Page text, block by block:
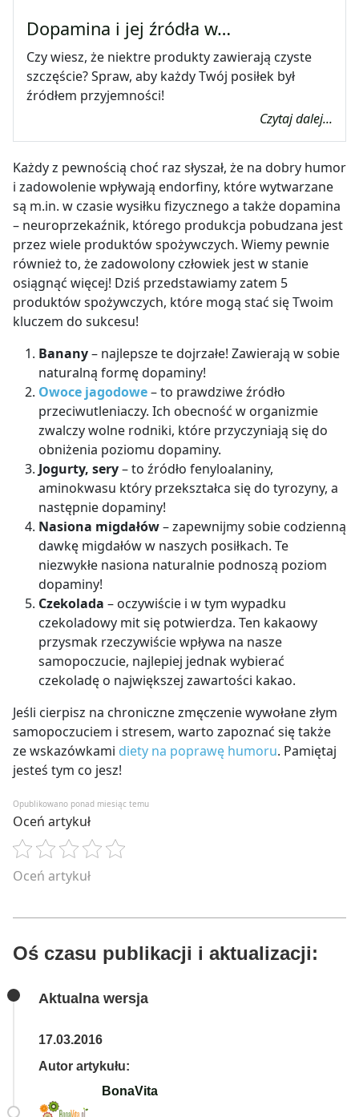
Dopamina i jej źródła w…
Czy wiesz, że niektre produkty zawierają czyste
szczęście? Spraw, aby każdy Twój posiłek był
źródłem przyjemności!
Czytaj dalej...
Każdy z pewnością choć raz słyszał, że na dobry humor
i zadowolenie wpływają endorfiny, które wytwarzane
są m.in. w czasie wysiłku fizycznego a także dopamina
– neuroprzekaźnik, którego produkcja pobudzana jest
przez wiele produktów spożywczych. Wiemy pewnie
również to, że zadowolony człowiek jest w stanie
osiągnąć więcej! Dziś przedstawiamy zatem 5
produktów spożywczych, które mogą stać się Twoim
kluczem do sukcesu!
Banany– najlepsze te dojrzałe! Zawierają w sobie
naturalną formę dopaminy!
Owoce jagodowe– to prawdziwe źródło
przeciwutleniaczy. Ich obecność w organizmie
zwalczy wolne rodniki, które przyczyniają się do
obniżenia poziomu dopaminy.
Jogurty, sery– to źródło fenyloalaniny,
aminokwasu który przekształca się do tyrozyny, a
następnie dopaminy!
Nasiona migdałów– zapewnijmy sobie codzienną
dawkę migdałów w naszych posiłkach. Te
niezwykłe nasiona naturalnie podnoszą poziom
dopaminy!
Czekolada – oczywiście i w tym wypadku
czekoladowy mit się potwierdza. Ten kakaowy
przysmak rzeczywiście wpływa na nasze
samopoczucie, najlepiej jednak wybierać
czekoladę o największej zawartości kakao.
Jeśli cierpisz na chroniczne zmęczenie wywołane złym
samopoczuciem i stresem, warto zapoznać się także
ze wskazówkami diety na poprawę humoru. Pamiętaj
jesteś tym co jesz!
Opublikowano ponad miesiąc temu
Oceń artykuł
Oceń artykuł
Oś czasu publikacji i aktualizacji:
Aktualna wersja
17.03.2016
Autor artykułu:
BonaVita